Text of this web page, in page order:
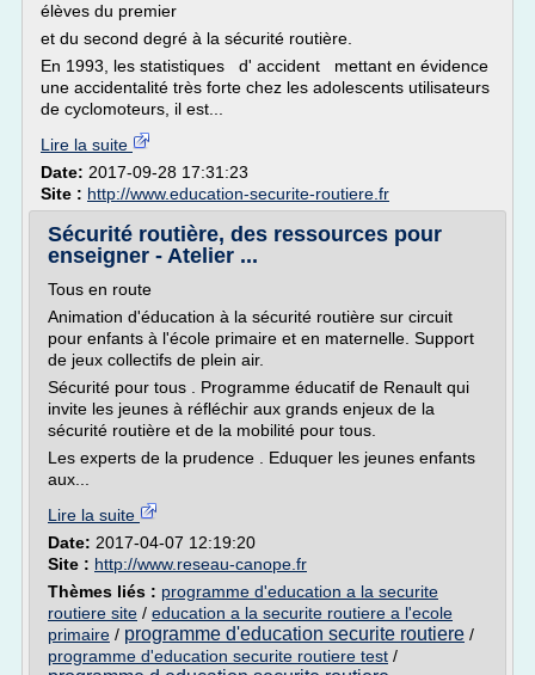
élèves du premier
et du second degré à la sécurité routière.
En 1993, les statistiques d' accident mettant en évidence
une accidentalité très forte chez les adolescents utilisateurs
de cyclomoteurs, il est...
Lire la suite
Date: 2017-09-28 17:31:23
Site : http://www.education-securite-routiere.fr
Sécurité routière, des ressources pour
enseigner - Atelier ...
Tous en route
Animation d'éducation à la sécurité routière sur circuit
pour enfants à l'école primaire et en maternelle. Support
de jeux collectifs de plein air.
Sécurité pour tous . Programme éducatif de Renault qui
invite les jeunes à réfléchir aux grands enjeux de la
sécurité routière et de la mobilité pour tous.
Les experts de la prudence . Eduquer les jeunes enfants
aux...
Lire la suite
Date: 2017-04-07 12:19:20
Site : http://www.reseau-canope.fr
Thèmes liés : programme d'education a la securite
routiere site / education a la securite routiere a l'ecole
primaire / programme d'education securite routiere /
programme d'education securite routiere test /